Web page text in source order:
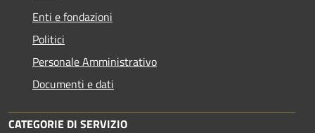
Enti e fondazioni
Politici
Personale Amministrativo
Documenti e dati
CATEGORIE DI SERVIZIO